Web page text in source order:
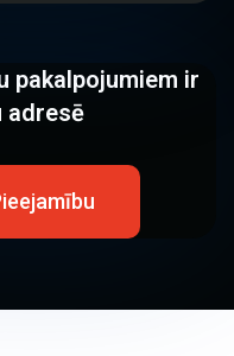
pakalpojumiem ir
adresē